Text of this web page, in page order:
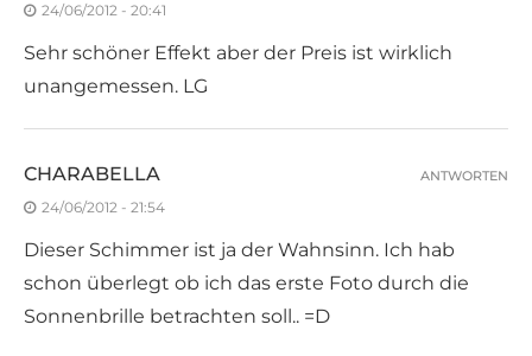
24/06/2012 - 20:41
Sehr schöner Effekt aber der Preis ist wirklich
unangemessen. LG
CHARABELLA
24/06/2012 - 21:54
Dieser Schimmer ist ja der Wahnsinn. Ich hab
schon überlegt ob ich das erste Foto durch die
Sonnenbrille betrachten soll.. =D
ANTWORTEN